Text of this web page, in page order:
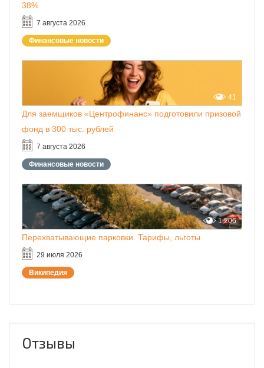
38%
7 августа 2026
Финансовые новости
Для заемщиков «Центрофинанс» подготовили призовой
фонд в 300 тыс. рублей
7 августа 2026
41
Финансовые новости
Перехватывающие парковки. Тарифы, льготы
29 июля 2026
1,206
Википедия
Отзывы